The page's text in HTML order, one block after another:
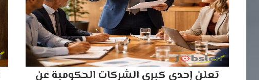
تعلن إحدى كبرى الشركات الحكومبة عن